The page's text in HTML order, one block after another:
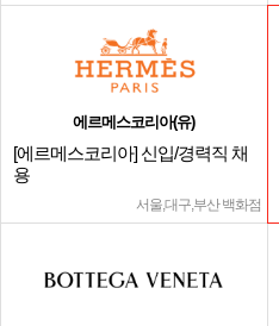
에르메스코리아(유)
[에르메스코리아] 신입/경력직 채
용
서울,대구,부산 백화점